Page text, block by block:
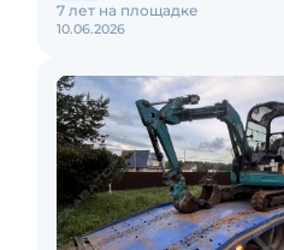
10.06.2026
7 лет на площадке